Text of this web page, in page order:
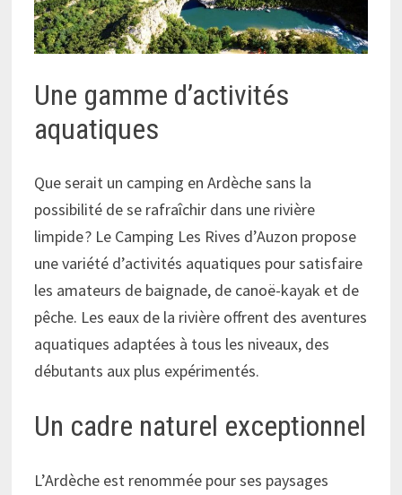
Une gamme d’activités
aquatiques
Que serait un camping en Ardèche sans la
possibilité de se rafraîchir dans une rivière
limpide ? Le Camping Les Rives d’Auzon propose
une variété d’activités aquatiques pour satisfaire
les amateurs de baignade, de canoë-kayak et de
pêche. Les eaux de la rivière offrent des aventures
aquatiques adaptées à tous les niveaux, des
débutants aux plus expérimentés.
Un cadre naturel exceptionnel
L’Ardèche est renommée pour ses paysages